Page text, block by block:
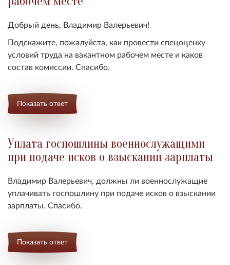
Добрый день, Владимир Валерьевич!
Подскажите, пожалуйста, как провести спецоценку
условий труда на вакантном рабочем месте и каков
состав комиссии. Спасибо.
Показать ответ
Уплата госпошлины военнослужащими
при подаче исков о взыскании зарплаты
Владимир Валерьевич, должны ли военнослужащие
уплачивать госпошлину при подаче исков о взыскании
зарплаты. Спасибо.
Показать ответ